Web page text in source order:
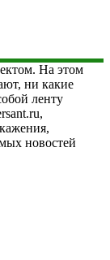
На этом
ни какие
ленту
новостей